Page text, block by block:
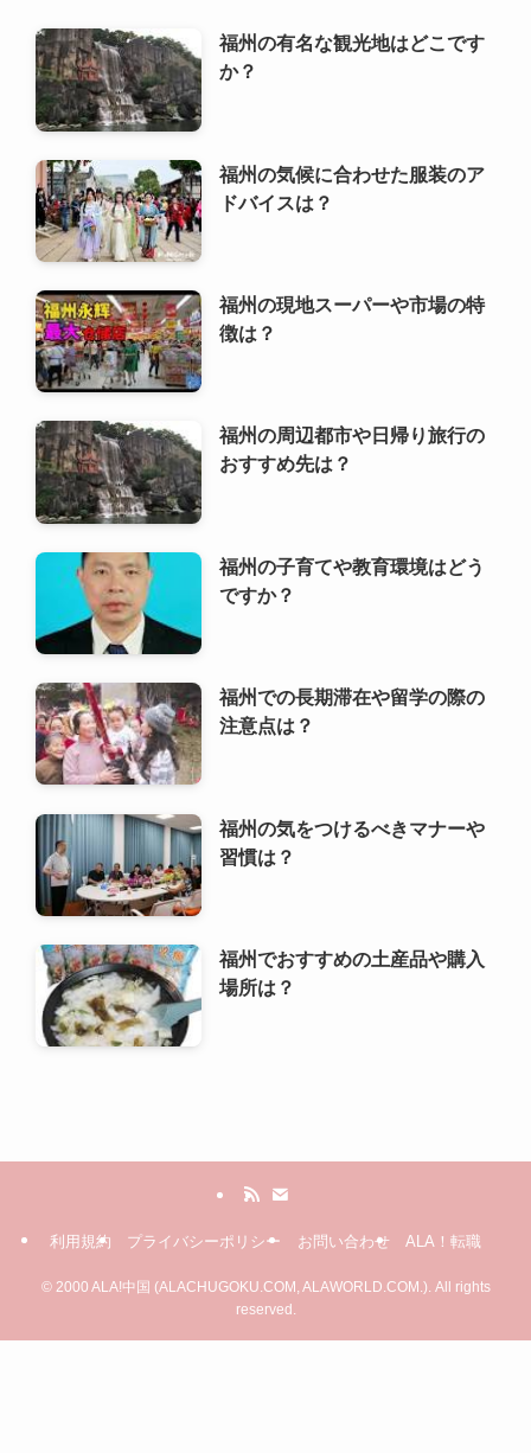
福州の有名な観光地はどこです
か？
福州の気候に合わせた服装のア
ドバイスは？
福州の現地スーパーや市場の特
徴は？
福州の周辺都市や日帰り旅行の
おすすめ先は？
福州の子育てや教育環境はどう
ですか？
福州での長期滞在や留学の際の
注意点は？
福州の気をつけるべきマナーや
習慣は？
福州でおすすめの土産品や購入
場所は？
利用規約 プライバシーポリシー お問い合わせ ALA！転職
© 2000 ALA!中国 (ALACHUGOKU.COM, ALAWORLD.COM.). All rights
reserved.